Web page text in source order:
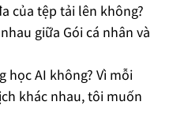
của tệp tải lên không?
giữa Gói cá nhân và
học AI không? Vì mỗi
khác nhau, tôi muốn